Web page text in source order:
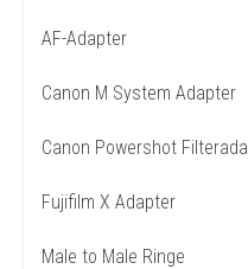
AF-Adapter
Canon M System Adapter
Canon Powershot
Fujifilm X Adapter
Male to Male Ringe